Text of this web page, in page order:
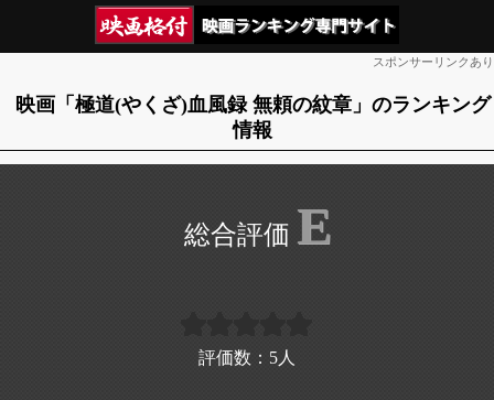
スポンサーリンクあり
映画「極道(やくざ)血風録 無頼の紋章」のランキング
情報
E
評価数： 5 人